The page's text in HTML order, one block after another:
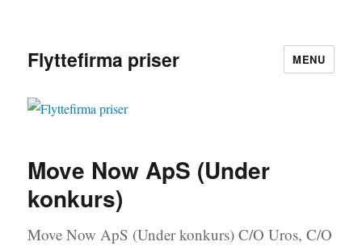
Flyttefirma priser MENU
Move Now ApS (Under
konkurs)
Move Now ApS (Under konkurs) C/O Uros, C/O